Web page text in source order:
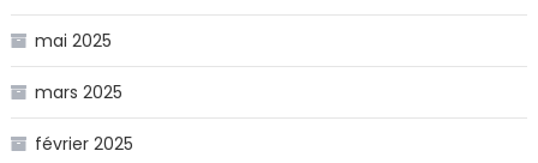
mai 2025
mars 2025
février 2025